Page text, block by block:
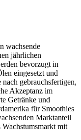
wachsende
jährlichen
bevorzugt in
eingesetzt und
gebrauchsfertigen,
Akzeptanz im
Getränke und
für Smoothies
Marktanteil
mit